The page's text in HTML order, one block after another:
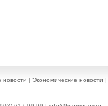
новости | Экономические новости |